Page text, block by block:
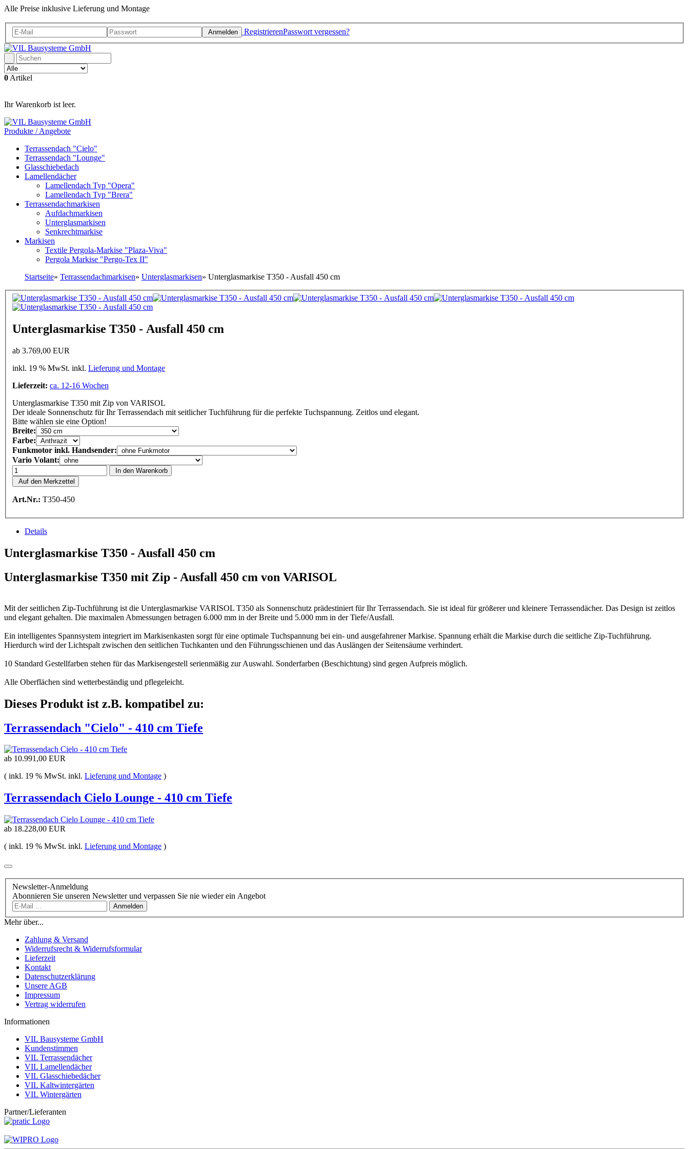
Alle Preise inklusive Lieferung und Montage
Anmelden RegistrierenPasswort vergessen?
0 Artikel
Ihr Warenkorb ist leer.
Produkte / Angebote
Terrassendach "Cielo"
Terrassendach "Lounge"
Glasschiebedach
Lamellendächer
Lamellendach Typ "Opera"
Lamellendach Typ "Brera"
Terrassendachmarkisen
Aufdachmarkisen
Unterglasmarkisen
Senkrechtmarkise
Markisen
Textile Pergola-Markise "Plaza-Viva"
Pergola Markise "Pergo-Tex II"
Startseite» Terrassendachmarkisen» Unterglasmarkisen» Unterglasmarkise T350 - Ausfall 450 cm
Unterglasmarkise T350 - Ausfall 450 cm
ab 3.769,00 EUR
inkl. 19 % MwSt. inkl. Lieferung und Montage
Lieferzeit: ca. 12-16 Wochen
Unterglasmarkise T350 mit Zip von VARISOL
Der ideale Sonnenschutz für Ihr Terrassendach mit seitlicher Tuchführung für die perfekte Tuchspannung. Zeitlos und elegant.
Bitte wählen sie eine Option!
Breite:
Farbe:
Funkmotor inkl. Handsender:
Vario Volant:
In den Warenkorb
Auf den Merkzettel
Art.Nr.: T350-450
Details
Unterglasmarkise T350 - Ausfall 450 cm
Unterglasmarkise T350 mit Zip - Ausfall 450 cm von VARISOL
Mit der seitlichen Zip-Tuchführung ist die Unterglasmarkise VARISOL T350 als Sonnenschutz prädestiniert für Ihr Terrassendach. Sie ist ideal für größerer und kleinere Terrassendächer. Das Design ist zeitlos
und elegant gehalten. Die maximalen Abmessungen betragen 6.000 mm in der Breite und 5.000 mm in der Tiefe/Ausfall.
Ein intelligentes Spannsystem integriert im Markisenkasten sorgt für eine optimale Tuchspannung bei ein- und ausgefahrener Markise. Spannung erhält die Markise durch die seitliche Zip-Tuchführung.
Hierdurch wird der Lichtspalt zwischen den seitlichen Tuchkanten und den Führungsschienen und das Auslängen der Seitensäume verhindert.
10 Standard Gestellfarben stehen für das Markisengestell serienmäßig zur Auswahl. Sonderfarben (Beschichtung) sind gegen Aufpreis möglich.
Alle Oberflächen sind wetterbeständig und pflegeleicht.
Dieses Produkt ist z.B. kompatibel zu:
Terrassendach "Cielo" - 410 cm Tiefe
ab 10.991,00 EUR
( inkl. 19 % MwSt. inkl. Lieferung und Montage )
Terrassendach Cielo Lounge - 410 cm Tiefe
ab 18.228,00 EUR
( inkl. 19 % MwSt. inkl. Lieferung und Montage )
Newsletter-Anmeldung
Abonnieren Sie unseren Newsletter und verpassen Sie nie wieder ein Angebot
Anmelden
Mehr über...
Zahlung & Versand
Widerrufsrecht & Widerrufsformular
Lieferzeit
Kontakt
Datenschutzerklärung
Unsere AGB
Impressum
Vertrag widerrufen
Informationen
VIL Bausysteme GmbH
Kundenstimmen
VIL Terrassendächer
VIL Lamellendächer
VIL Glasschiebedächer
VIL Kaltwintergärten
VIL Wintergärten
Partner/Lieferanten